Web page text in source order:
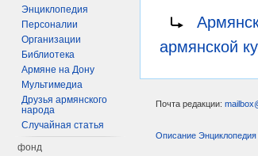
армянской
Энциклопедия
Персоналии
Организации
Библиотека
Армяне на Дону
Мультимедиа
Друзья армянского
народа
Случайная статья
фонд
Почта редакции:
Описание